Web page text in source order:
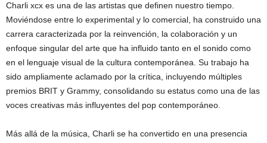
Charli xcx es una de las artistas que definen nuestro tiempo.
Moviéndose entre lo experimental y lo comercial, ha construido una
carrera caracterizada por la reinvención, la colaboración y un
enfoque singular del arte que ha influido tanto en el sonido como
en el lenguaje visual de la cultura contemporánea. Su trabajo ha
sido ampliamente aclamado por la crítica, incluyendo múltiples
premios BRIT y Grammy, consolidando su estatus como una de las
voces creativas más influyentes del pop contemporáneo.
Más allá de la música, Charli se ha convertido en una presencia